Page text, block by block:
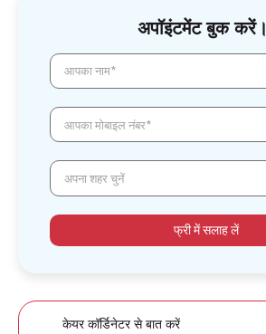
अपॉइंटमेंट बुक करें।
आपका नाम*
आपका मोबाइल नंबर*
अपना शहर चुनें
फ्री में सलाह लें
केयर कॉर्डिनेटर से बात करें